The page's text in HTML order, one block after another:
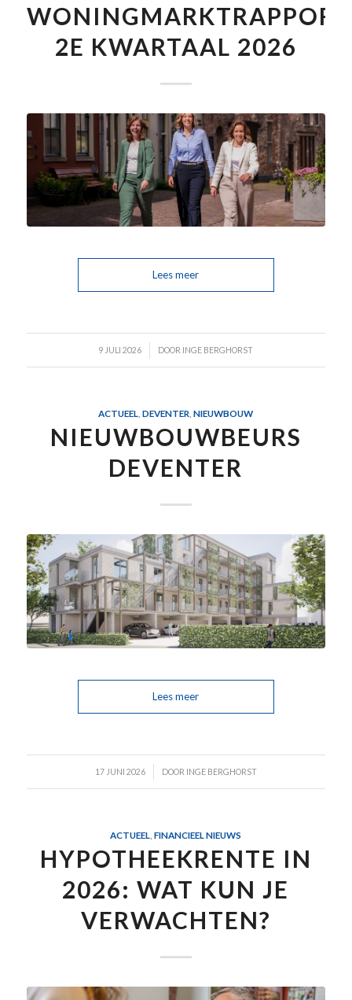
2E KWARTAAL 2026
Lees meer
9 JULI 2026
/ DOOR INGE BERGHORST
ACTUEEL ,DEVENTER ,NIEUWBOUW
NIEUWBOUWBEURS
DEVENTER
Lees meer
17 JUNI 2026
/ DOOR INGE BERGHORST
ACTUEEL ,FINANCIEEL NIEUWS
HYPOTHEEKRENTE IN
2026: WAT KUN JE
VERWACHTEN?